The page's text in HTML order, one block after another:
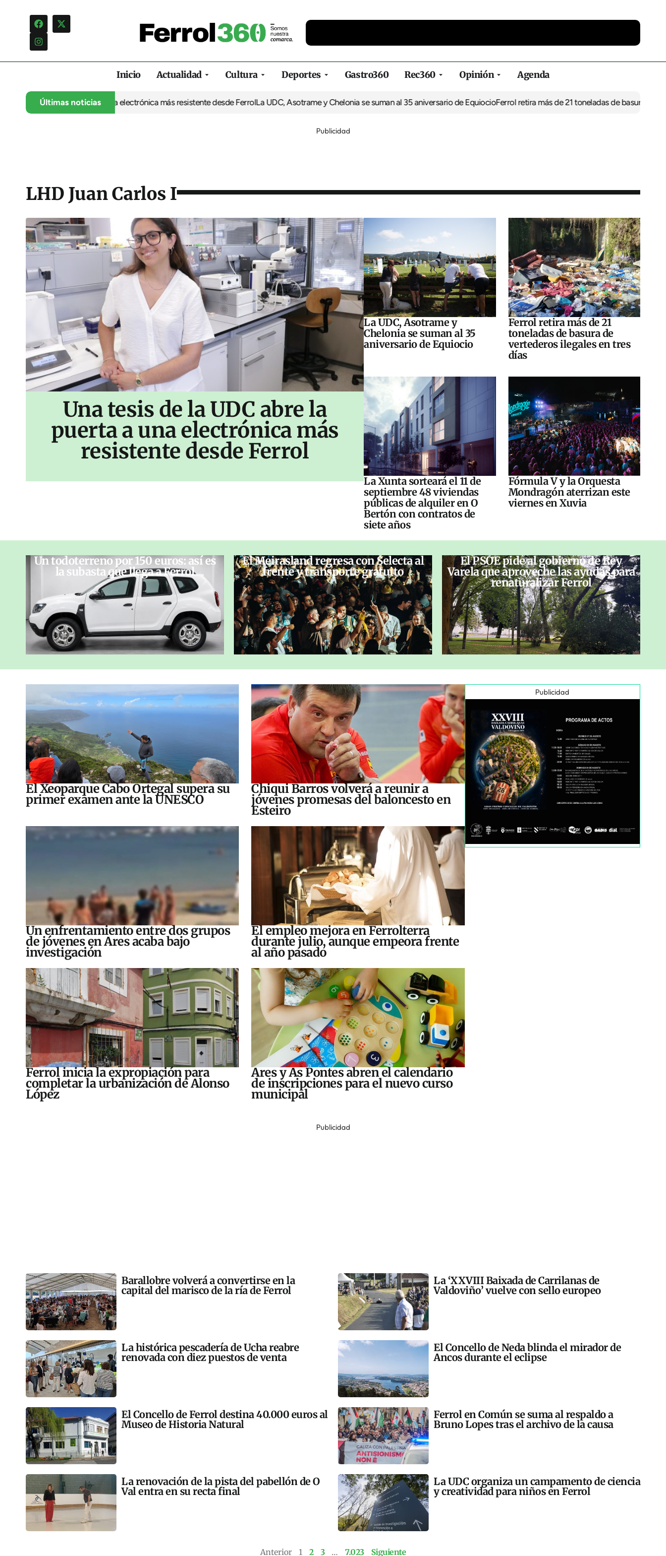
Inicio Actualidad Cultura Deportes Gastro360 Rec360 Opinión Agenda
Últimas noticias
abre la puerta a una electrónica más resistente desde FerrolLa UDC, Asotrame y Chelonia se suman al 35 aniversario de EquiocioFerrol retira más de 21 toneladas de basura de
Publicidad
LHD Juan Carlos I
Una tesis de la UDC abre la
puerta a una electrónica más
resistente desde Ferrol
La UDC, Asotrame y
Chelonia se suman al 35
aniversario de Equiocio
Ferrol retira más de 21
toneladas de basura de
vertederos ilegales en tres
días
La Xunta sorteará el 11 de
septiembre 48 viviendas
públicas de alquiler en O
Bertón con contratos de
siete años
Fórmula V y la Orquesta
Mondragón aterrizan este
viernes en Xuvia
Un todoterreno por 150 euros: así es
la subasta que llega a Ferrol
El Meirasland regresa con Selecta al
frente y transporte gratuito
El PSOE pide al gobierno de Rey
Varela que aproveche las ayudas para
renaturalizar Ferrol
El Xeoparque Cabo Ortegal supera su
primer examen ante la UNESCO
Chiqui Barros volverá a reunir a
jóvenes promesas del baloncesto en
Esteiro
Un enfrentamiento entre dos grupos
de jóvenes en Ares acaba bajo
investigación
El empleo mejora en Ferrolterra
durante julio, aunque empeora frente
al año pasado
Ferrol inicia la expropiación para
completar la urbanización de Alonso
López
Ares y As Pontes abren el calendario
de inscripciones para el nuevo curso
municipal
Publicidad
Publicidad
Barallobre volverá a convertirse en la
capital del marisco de la ría de Ferrol
La ‘XXVIII Baixada de Carrilanas de
Valdoviño’ vuelve con sello europeo
La histórica pescadería de Ucha reabre
renovada con diez puestos de venta
El Concello de Neda blinda el mirador de
Ancos durante el eclipse
El Concello de Ferrol destina 40.000 euros al
Museo de Historia Natural
Ferrol en Común se suma al respaldo a
Bruno Lopes tras el archivo de la causa
La renovación de la pista del pabellón de O
Val entra en su recta final
La UDC organiza un campamento de ciencia
y creatividad para niños en Ferrol
Anterior 1 2 3 … 7.023 Siguiente